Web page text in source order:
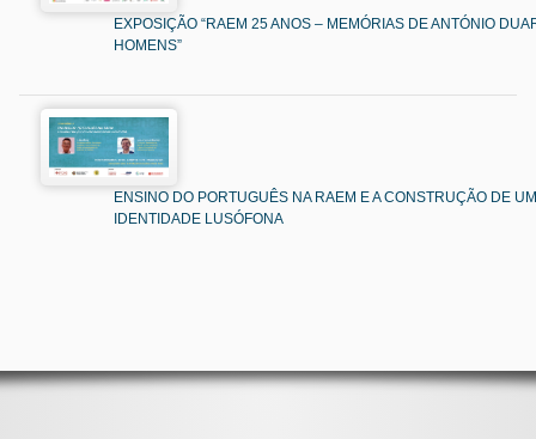
EXPOSIÇÃO “RAEM 25 ANOS – MEMÓRIAS DE ANTÓNIO
HOMENS”
ENSINO DO PORTUGUÊS NA RAEM E A CONSTRUÇÃO DE
IDENTIDADE LUSÓFONA